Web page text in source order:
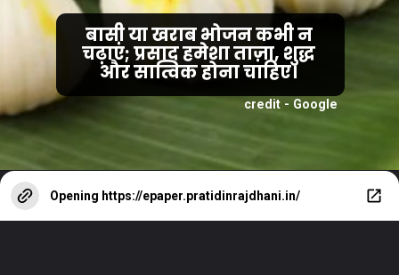
credit - Google
बासी या खराब भोजन कभी न
चढ़ाएं; प्रसाद हमेशा ताज़ा, शुद्ध
और सात्विक होना चाहिए।
Opening https://epaper.pratidinrajdhani.in/